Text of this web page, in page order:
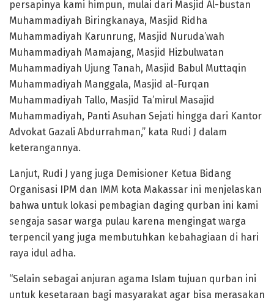
persapinya kami himpun, mulai dari Masjid Al-bustan
Muhammadiyah Biringkanaya, Masjid Ridha
Muhammadiyah Karunrung, Masjid Nuruda’wah
Muhammadiyah Mamajang, Masjid Hizbulwatan
Muhammadiyah Ujung Tanah, Masjid Babul Muttaqin
Muhammadiyah Manggala, Masjid al-Furqan
Muhammadiyah Tallo, Masjid Ta’mirul Masajid
Muhammadiyah, Panti Asuhan Sejati hingga dari Kantor
Advokat Gazali Abdurrahman,” kata Rudi J dalam
keterangannya.
Lanjut, Rudi J yang juga Demisioner Ketua Bidang
Organisasi IPM dan IMM kota Makassar ini menjelaskan
bahwa untuk lokasi pembagian daging qurban ini kami
sengaja sasar warga pulau karena mengingat warga
terpencil yang juga membutuhkan kebahagiaan di hari
raya idul adha.
“Selain sebagai anjuran agama Islam tujuan qurban ini
untuk kesetaraan bagi masyarakat agar bisa merasakan